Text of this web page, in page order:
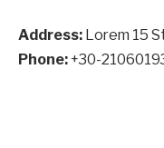
Address: Lorem 15
Phone:+30-